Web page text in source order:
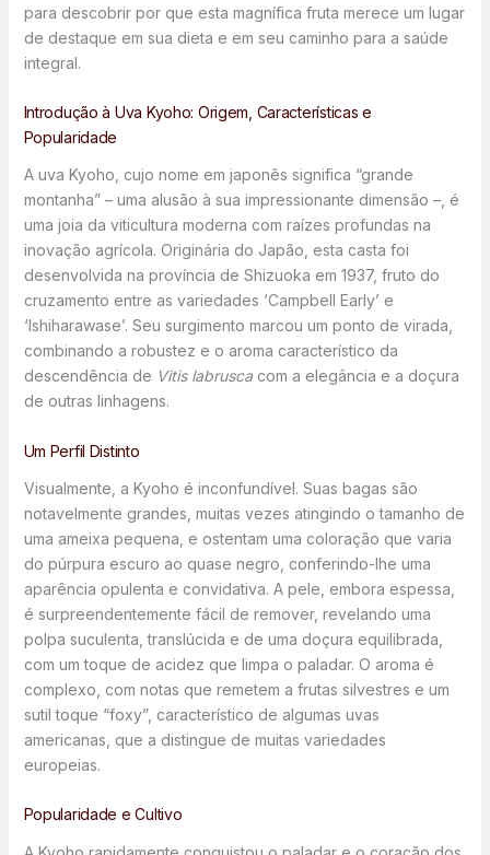
para descobrir por que esta magnífica fruta merece um lugar
de destaque em sua dieta e em seu caminho para a saúde
integral.
Introdução à Uva Kyoho: Origem, Características e
Popularidade
A uva Kyoho, cujo nome em japonês significa “grande
montanha” – uma alusão à sua impressionante dimensão –, é
uma joia da viticultura moderna com raízes profundas na
inovação agrícola. Originária do Japão, esta casta foi
desenvolvida na província de Shizuoka em 1937, fruto do
cruzamento entre as variedades ‘Campbell Early’ e
‘Ishiharawase’. Seu surgimento marcou um ponto de virada,
combinando a robustez e o aroma característico da
descendência de Vitis labruscacom a elegância e a doçura
de outras linhagens.
Um Perfil Distinto
Visualmente, a Kyoho é inconfundível. Suas bagas são
notavelmente grandes, muitas vezes atingindo o tamanho de
uma ameixa pequena, e ostentam uma coloração que varia
do púrpura escuro ao quase negro, conferindo-lhe uma
aparência opulenta e convidativa. A pele, embora espessa,
é surpreendentemente fácil de remover, revelando uma
polpa suculenta, translúcida e de uma doçura equilibrada,
com um toque de acidez que limpa o paladar. O aroma é
complexo, com notas que remetem a frutas silvestres e um
sutil toque “foxy”, característico de algumas uvas
americanas, que a distingue de muitas variedades
europeias.
Popularidade e Cultivo